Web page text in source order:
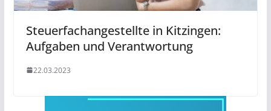
Steuerfachangestellte in Kitzingen:
Aufgaben und Verantwortung
22.03.2023